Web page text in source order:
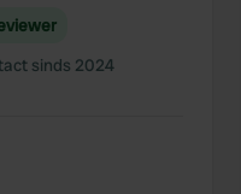
sinds 2024